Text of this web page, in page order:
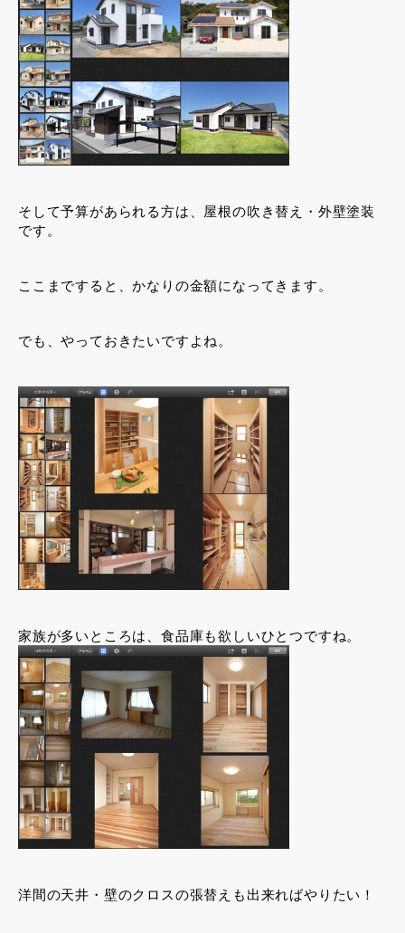
そして予算があられる方は、屋根の吹き替え・外壁塗装
です。
ここまですると、かなりの金額になってきます。
でも、やっておきたいですよね。
家族が多いところは、食品庫も欲しいひとつですね。
洋間の天井・壁のクロスの張替えも出来ればやりたい！